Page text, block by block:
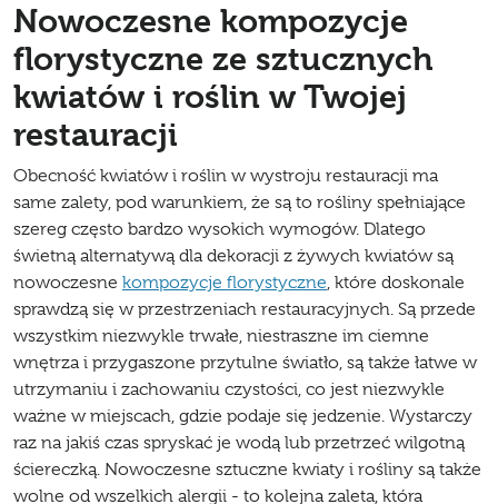
Nowoczesne kompozycje
florystyczne ze sztucznych
kwiatów i roślin w Twojej
restauracji
Obecność kwiatów i roślin w wystroju restauracji ma
same zalety, pod warunkiem, że są to rośliny spełniające
szereg często bardzo wysokich wymogów. Dlatego
świetną alternatywą dla dekoracji z żywych kwiatów są
nowoczesne kompozycje florystyczne, które doskonale
sprawdzą się w przestrzeniach restauracyjnych. Są przede
wszystkim niezwykle trwałe, niestraszne im ciemne
wnętrza i przygaszone przytulne światło, są także łatwe w
utrzymaniu i zachowaniu czystości, co jest niezwykle
ważne w miejscach, gdzie podaje się jedzenie. Wystarczy
raz na jakiś czas spryskać je wodą lub przetrzeć wilgotną
ściereczką. Nowoczesne sztuczne kwiaty i rośliny są także
wolne od wszelkich alergii - to kolejna zaleta, która